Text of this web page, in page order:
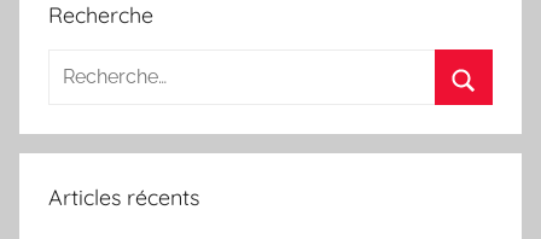
Recherche
Recherche
:
Articles récents